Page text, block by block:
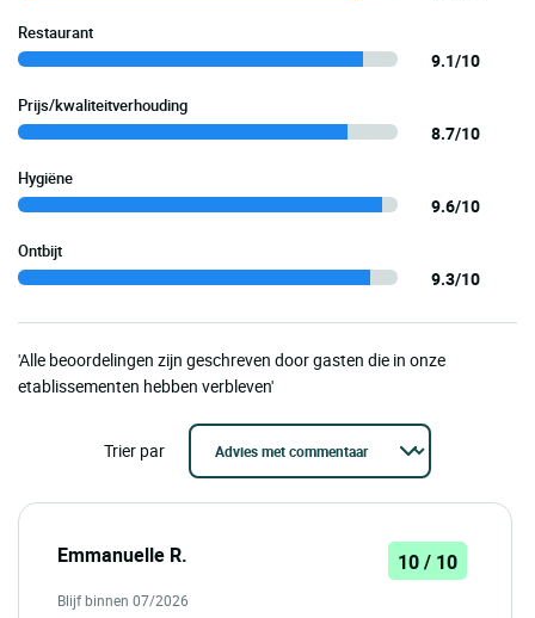
Restaurant
9.1/10
Prijs/kwaliteitverhouding
8.7/10
Hygiëne
9.6/10
Ontbijt
9.3/10
'Alle beoordelingen zijn geschreven door gasten die in onze
etablissementen hebben verbleven'
Trier par
Emmanuelle R. 10 / 10
Blijf binnen 07/2026